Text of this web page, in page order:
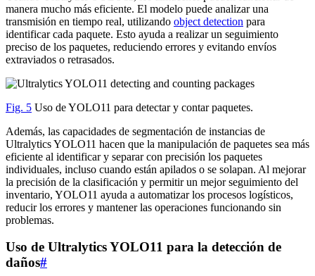
manera mucho más eficiente. El modelo puede analizar una
transmisión en tiempo real, utilizando object detection para
identificar cada paquete. Esto ayuda a realizar un seguimiento
preciso de los paquetes, reduciendo errores y evitando envíos
extraviados o retrasados.
Fig. 5 Uso de YOLO11 para detectar y contar paquetes.
Además, las capacidades de segmentación de instancias de
Ultralytics YOLO11 hacen que la manipulación de paquetes sea más
eficiente al identificar y separar con precisión los paquetes
individuales, incluso cuando están apilados o se solapan. Al mejorar
la precisión de la clasificación y permitir un mejor seguimiento del
inventario, YOLO11 ayuda a automatizar los procesos logísticos,
reducir los errores y mantener las operaciones funcionando sin
problemas.
Uso de Ultralytics YOLO11 para la detección de
daños#